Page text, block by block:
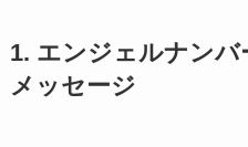
1. エンジェルナンバ
メッセージ